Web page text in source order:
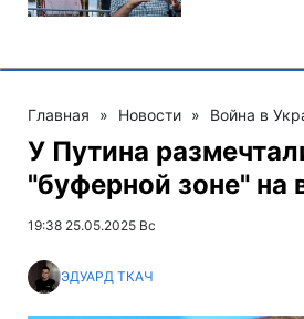
Главная » Новости » Война в
У Путина
"буферной зоне" на
19:38 25.05.2025 Вс
ЭДУАРД ТКАЧ